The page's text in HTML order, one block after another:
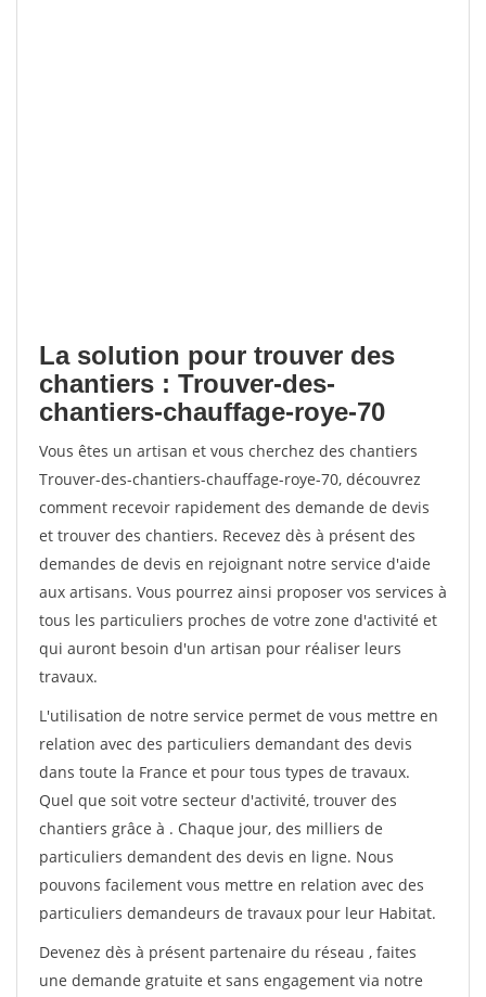
La solution pour trouver des
chantiers : Trouver-des-
chantiers-chauffage-roye-70
Vous êtes un artisan et vous cherchez des chantiers
Trouver-des-chantiers-chauffage-roye-70, découvrez
comment recevoir rapidement des demande de devis
et trouver des chantiers. Recevez dès à présent des
demandes de devis en rejoignant notre service d'aide
aux artisans. Vous pourrez ainsi proposer vos services à
tous les particuliers proches de votre zone d'activité et
qui auront besoin d'un artisan pour réaliser leurs
travaux.
L'utilisation de notre service permet de vous mettre en
relation avec des particuliers demandant des devis
dans toute la France et pour tous types de travaux.
Quel que soit votre secteur d'activité, trouver des
chantiers grâce à . Chaque jour, des milliers de
particuliers demandent des devis en ligne. Nous
pouvons facilement vous mettre en relation avec des
particuliers demandeurs de travaux pour leur Habitat.
Devenez dès à présent partenaire du réseau , faites
une demande gratuite et sans engagement via notre